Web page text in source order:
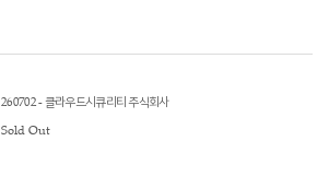
260702 - 클라우드시큐리티 주식회사
Sold Out